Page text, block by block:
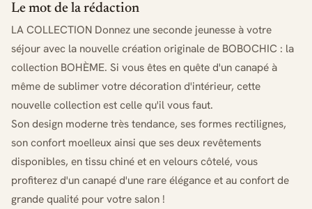
Le mot de la rédaction
LA COLLECTION Donnez une seconde jeunesse à votre
séjour avec la nouvelle création originale de BOBOCHIC : la
collection BOHÈME. Si vous êtes en quête d'un canapé à
même de sublimer votre décoration d'intérieur, cette
nouvelle collection est celle qu'il vous faut.
Son design moderne très tendance, ses formes rectilignes,
son confort moelleux ainsi que ses deux revêtements
disponibles, en tissu chiné et en velours côtelé, vous
profiterez d'un canapé d'une rare élégance et au confort de
grande qualité pour votre salon !